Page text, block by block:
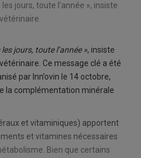
jours, toute l’année », insiste
jours, toute l’année », insiste
Ce message clé a été
par Inn’ovin le 14 octobre,
la complémentation minérale
et vitaminiques) apportent
et vitamines nécessaires
Bien que certains